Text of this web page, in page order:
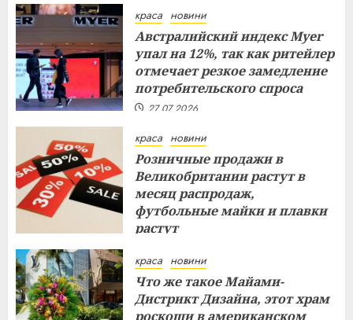
краса новини
Австралийский индекс Myer
упал на 12%, так как ритейлер
отмечает резкое замедление
потребительского спроса
27.07.2026
краса новини
Розничные продажи в
Великобритании растут в
месяц распродаж,
футбольные майки и плавки
растут
краса новини
Что же такое Майами-
Дистрикт Дизайна, этот храм
роскоши в американском